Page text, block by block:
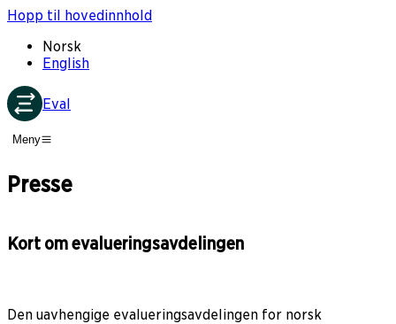
Hopp til hovedinnhold
Norsk
English
Eval
Meny
Presse
Kort om evalueringsavdelingen
Den uavhengige evalueringsavdelingen for norsk